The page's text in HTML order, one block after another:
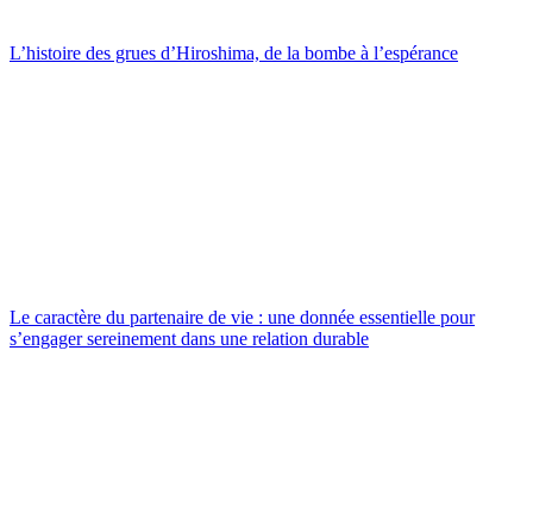
L’histoire des grues d’Hiroshima, de la bombe à l’espérance
Le caractère du partenaire de vie : une donnée essentielle pour
s’engager sereinement dans une relation durable